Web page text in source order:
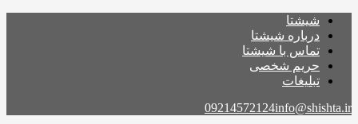
شیشتا
درباره شیشتا
تماس با شیشتا
حریم شخصی
تبلیغات
09214572124info@shishta.ir